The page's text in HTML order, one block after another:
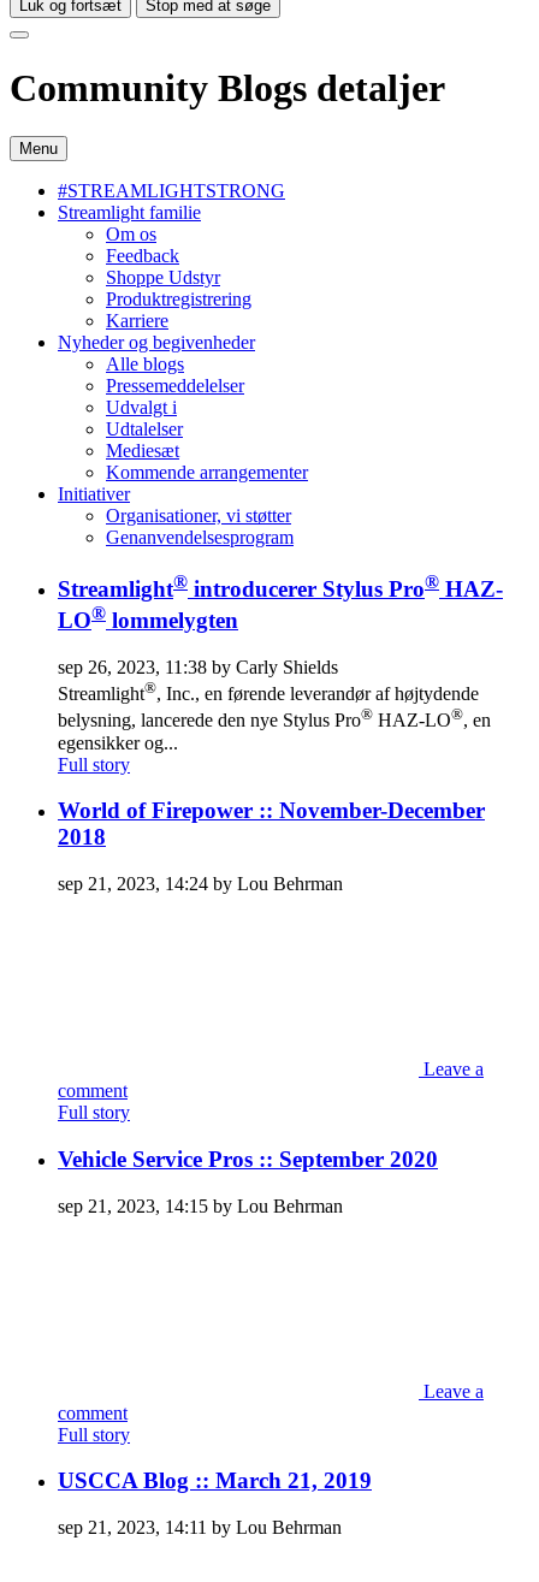
Luk og fortsæt Stop med at søge
Community Blogs detaljer
Menu
#STREAMLIGHTSTRONG
Streamlight familie
Om os
Feedback
Shoppe Udstyr
Produktregistrering
Karriere
Nyheder og begivenheder
Alle blogs
Pressemeddelelser
Udvalgt i
Udtalelser
Mediesæt
Kommende arrangementer
Initiativer
Organisationer, vi støtter
Genanvendelsesprogram
Streamlight® introducerer Stylus Pro® HAZ-
LO® lommelygten
sep 26, 2023, 11:38 by Carly Shields
Streamlight®, Inc., en førende leverandør af højtydende
belysning, lancerede den nye Stylus Pro® HAZ-LO®, en
egensikker og...
Full story
World of Firepower :: November-December
2018
sep 21, 2023, 14:24 by Lou Behrman
Leave a
comment
Full story
Vehicle Service Pros :: September 2020
sep 21, 2023, 14:15 by Lou Behrman
Leave a
comment
Full story
USCCA Blog :: March 21, 2019
sep 21, 2023, 14:11 by Lou Behrman